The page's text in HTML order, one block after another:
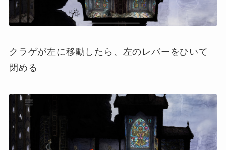
クラゲが左に移動したら、左のレバーをひいて
閉める